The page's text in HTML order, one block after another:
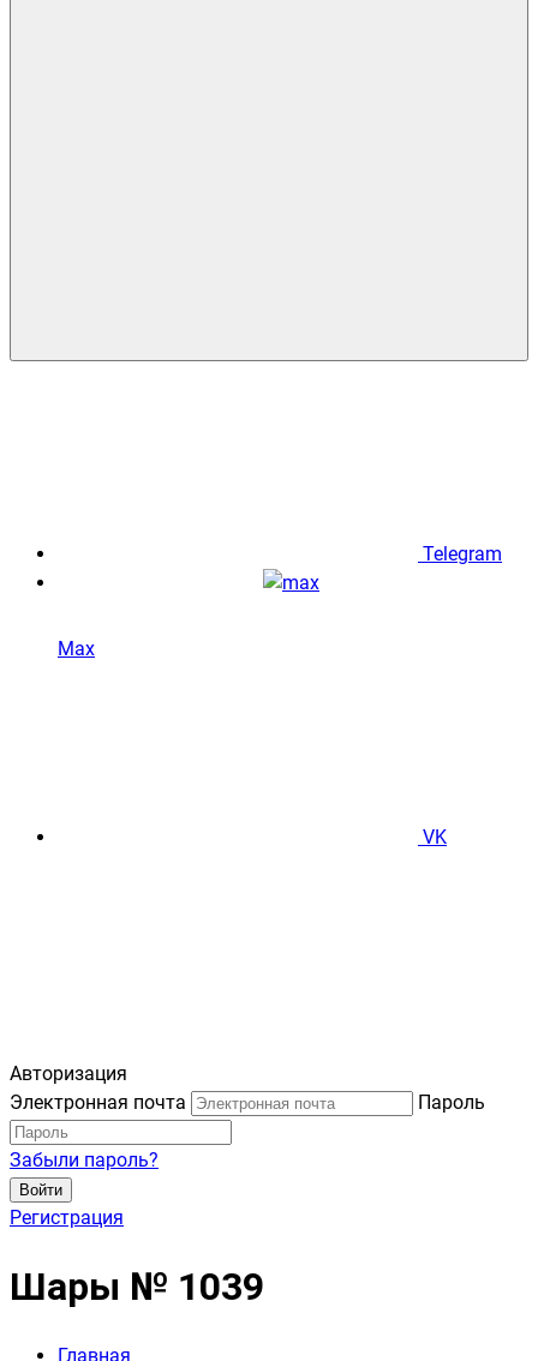
Telegram
Max
VK
Авторизация
Электронная почта
Пароль
Забыли пароль?
Войти
Регистрация
Шары № 1039
Главная